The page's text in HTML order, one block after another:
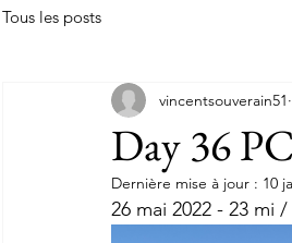
Tous les posts
Day 36
vincentsouverain51
Dernière mise à jour : 10
26 mai 2022 - 23 mi